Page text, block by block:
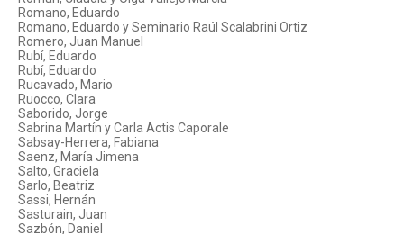
Romano, Eduardo
Romano, Eduardo y Seminario Raúl Scalabrini Ortiz
Romero, Juan Manuel
Rubí, Eduardo
Rubí, Eduardo
Rucavado, Mario
Ruocco, Clara
Saborido, Jorge
Sabrina Martín y Carla Actis Caporale
Sabsay-Herrera, Fabiana
Saenz, María Jimena
Salto, Graciela
Sarlo, Beatriz
Sassi, Hernán
Sasturain, Juan
Sazbón, Daniel